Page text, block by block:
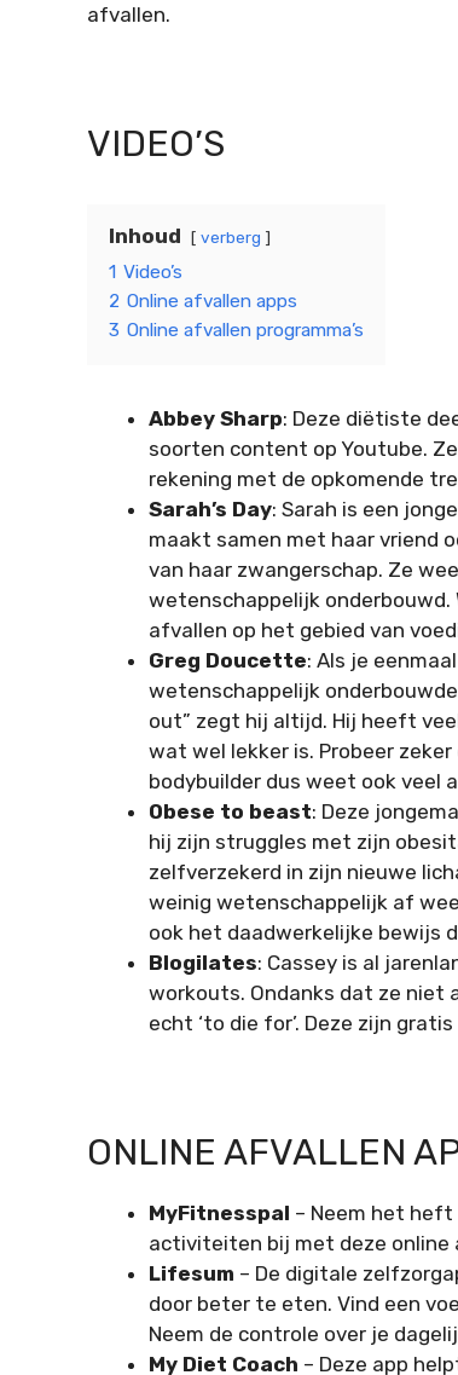
afvallen.
VIDEO’S
Inhoud verberg
1 Video’s
2 Online afvallen apps
3 Online afvallen programma’s
Abbey Sharp: Deze diëtiste
soorten content op Youtube. Ze
rekening met de opkomende
Sarah’s Day: Sarah is een
maakt samen met haar vriend
van haar zwangerschap. Ze
wetenschappelijk
afvallen op het gebied van
Greg Doucette: Als je
wetenschappelijk
out” zegt hij altijd. Hij heeft
wat wel lekker is. Probeer
bodybuilder dus weet ook veel
Obese to beast: Deze
hij zijn struggles met zijn
zelfverzekerd in zijn nieuwe
weinig wetenschappelijk af
ook het daadwerkelijke bewijs
Blogilates: Cassey is al
workouts. Ondanks dat ze
echt ‘to die for’. Deze zijn
ONLINE AFVALLEN
MyFitnesspal – Neem het heft
activiteiten bij met deze online
Lifesum – De digitale
door beter te eten. Vind een
Neem de controle over je
My Diet Coach – Deze app